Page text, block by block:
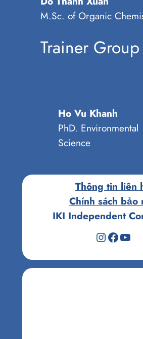
M.Sc. of Organic
Trainer
Ho Vu Khanh
PhD. Environmental
Science
Thông tin liên
Chính sách bảo
IKI Independent
Instagram